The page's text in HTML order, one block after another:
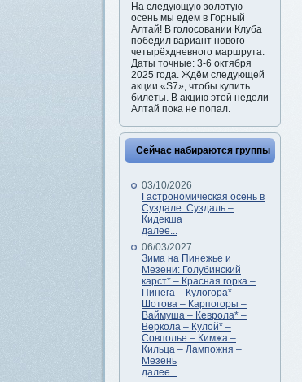
На следующую золотую
осень мы едем в Горный
Алтай! В голосовании Клуба
победил вариант нового
четырёхдневного маршрута.
Даты точные: 3-6 октября
2025 года. Ждём следующей
акции «S7», чтобы купить
билеты. В акцию этой недели
Алтай пока не попал.
Сейчас набираются группы
03/10/2026
Гастрономическая осень в
Суздале: Суздаль –
Кидекша
далее...
06/03/2027
Зима на Пинежье и
Мезени: Голубинский
карст* – Красная горка –
Пинега – Кулогора* –
Шотова – Карпогоры –
Ваймуша – Кеврола* –
Веркола – Кулой* –
Совполье – Кимжа –
Кильца – Лампожня –
Мезень
далее...